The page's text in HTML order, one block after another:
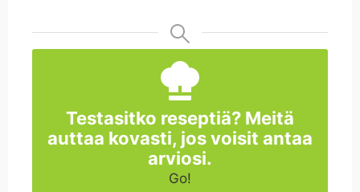
Testasitko reseptiä? Meitä
auttaa kovasti, jos voisit antaa
arviosi.
Go!